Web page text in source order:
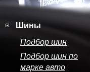
Шины
Подбор шин
Подбор шин по
марке авто